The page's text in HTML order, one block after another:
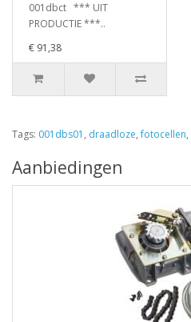
001dbct *** UIT
PRODUCTIE ***..
€ 91,38
Tags: 001dbs01 , draadloze,fotocellen,
Aanbiedingen